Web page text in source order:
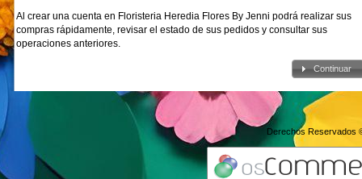
Al crear una cuenta en Floristeria Heredia Flores By Jenni podrá realizar sus
compras rápidamente, revisar el estado de sus pedidos y consultar sus
operaciones anteriores.
Continuar
Derechos Reservados